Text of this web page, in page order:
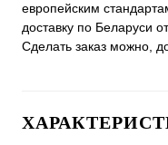
европейским
доставку по Беларуси
Сделать заказ можно,